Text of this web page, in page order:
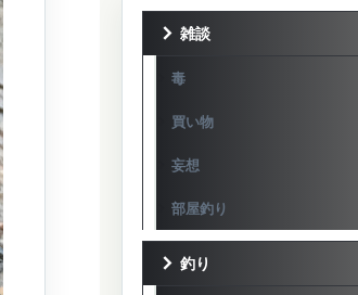
雑談
毒
買い物
妄想
部屋釣り
釣り